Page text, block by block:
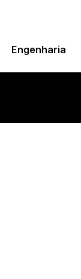
Engenharia